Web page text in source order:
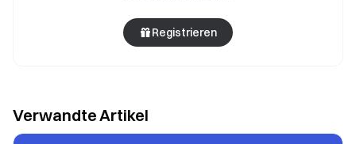
Registrieren
Verwandte Artikel